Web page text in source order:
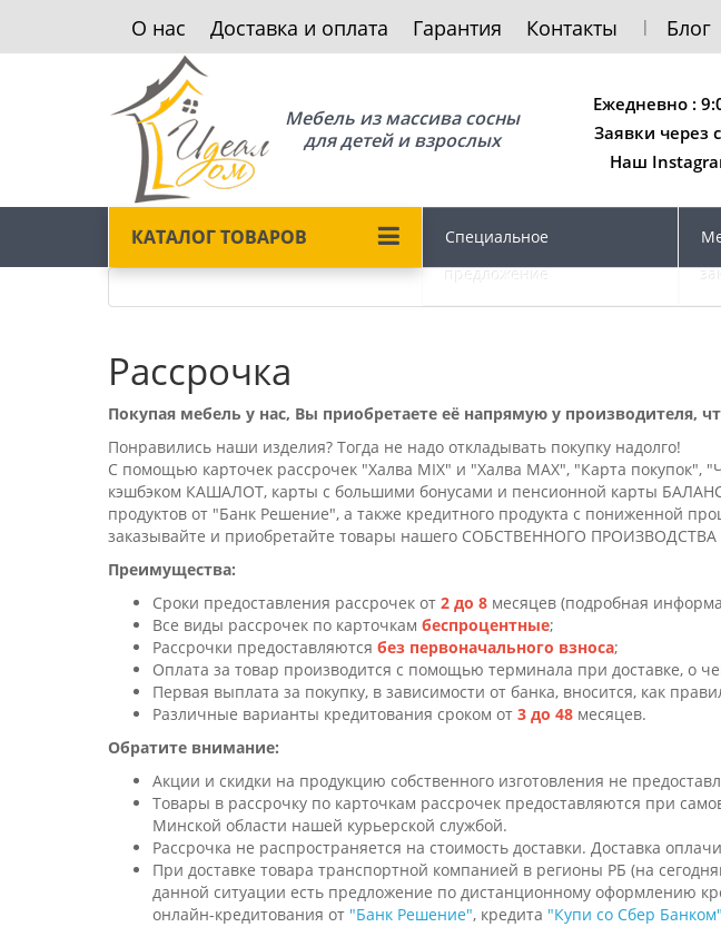
О нас Доставка и оплата Гарантия Контакты Блог
Мебель из массива сосны
для детей и взрослых
Ежедневно :
Заявки через
Наш
Специальное
предложение
КАТАЛОГ ТОВАРОВ
Рассрочка
Покупая мебель у нас, Вы приобретаете её напрямую у производителя,
Понравились наши изделия? Тогда не надо откладывать покупку надолго!
С помощью карточек рассрочек "Халва MIX" и "Халва MAX", "Карта
кэшбэком КАШАЛОТ, карты с большими бонусами и пенсионной карты
продуктов от "Банк Решение", а также кредитного продукта с пониженной
заказывайте и приобретайте товары нашего СОБСТВЕННОГО ПРОИЗВОДСТВА
Преимущества:
Сроки предоставления рассрочек от 2 до 8 месяцев (подробная
Все виды рассрочек по карточкам беспроцентные;
Рассрочки предоставляются без первоначального взноса;
Оплата за товар производится с помощью терминала при доставке, о
Первая выплата за покупку, в зависимости от банка, вносится, как
Различные варианты кредитования сроком от 3 до 48 месяцев.
Обратите внимание:
Акции и скидки на продукцию собственного изготовления не
Товары в рассрочку по карточкам рассрочек предоставляются при
Минской области нашей курьерской службой.
Рассрочка не распространяется на стоимость доставки. Доставка
При доставке товара транспортной компанией в регионы РБ (на
данной ситуации есть предложение по дистанционному оформлению
онлайн-кредитования от "Банк Решение", кредита "Купи со Сбер Банком"